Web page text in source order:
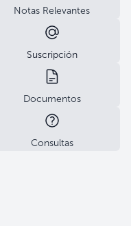
Notas Relevantes
Suscripción
Documentos
Consultas